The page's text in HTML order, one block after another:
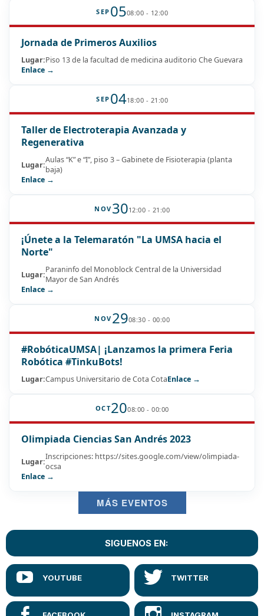
SEP 0508:00 - 12:00
Jornada de Primeros Auxilios
Lugar:Piso 13 de la facultad de medicina auditorio Che Guevara
Enlace →
SEP 0418:00 - 21:00
Taller de Electroterapia Avanzada y
Regenerativa
Lugar:Aulas “K” e “I”, piso 3 – Gabinete de Fisioterapia (planta
baja)
Enlace →
NOV 3012:00 - 21:00
¡Únete a la Telemaratón "La UMSA hacia el
Norte"
Lugar:Paraninfo del Monoblock Central de la Universidad
Mayor de San Andrés
Enlace →
NOV 2908:30 - 00:00
#RobóticaUMSA| ¡Lanzamos la primera Feria
Robótica #TinkuBots!
Lugar:Campus Universitario de Cota CotaEnlace →
OCT2008:00 - 00:00
Olimpiada Ciencias San Andrés 2023
Lugar:Inscripciones: https://sites.google.com/view/olimpiada-
ocsa
Enlace →
MÁS EVENTOS
SIGUENOS EN: